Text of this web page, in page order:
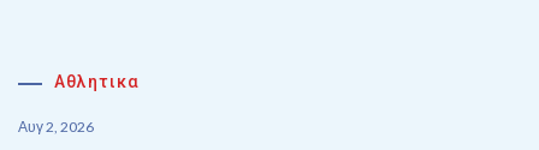
Αθλητικα
Αυγ 2, 2026